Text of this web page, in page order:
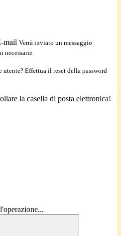
mail Verrà inviato un messaggio
necessarie.
utente? Effettua il reset della password
la casella di posta elettronica!